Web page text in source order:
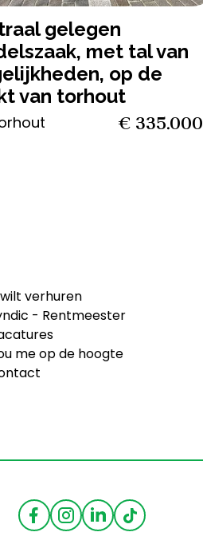
met tal van
op de
van torhout
€ 335.000
verhuren
- Rentmeester
me op de hoogte